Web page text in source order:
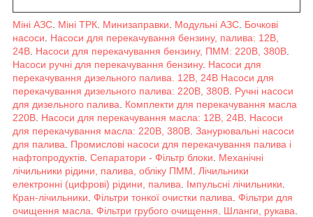
Міні АЗС Міні ТРК Минизаправки Модульні АЗС Бочкові
насоси
Насоси для перекачування бензину, палива: 12В,
24В Насоси для перекачування бензину, ПММ: 220В, 380В
Насоси ручні для перекачування бензину. Насоси для
перекачування дизельного палива. 12В, 24В Насоси для
перекачування дизельного палива: 220В, 380В Ручні насоси
для дизельного палива
Комплекти для перекачування масла
220В Насоси для перекачування масла: 12В, 24В Насоси
для перекачування масла: 220В, 380В Занурювальні насоси
для палива
Промислові насоси для перекачування палива і
нафтопродуктів Сепаратори - Фільтр блоки
Механічні
лічильники рідини, палива, обліку ПММ
Лічильники
електронні (цифрові) рідини, палива
Імпульсні лічильники
Кран-лічильники Фільтри тонкої очистки палива Фільтри для
очищення масла Фільтри грубого очищення Шланги, рукава